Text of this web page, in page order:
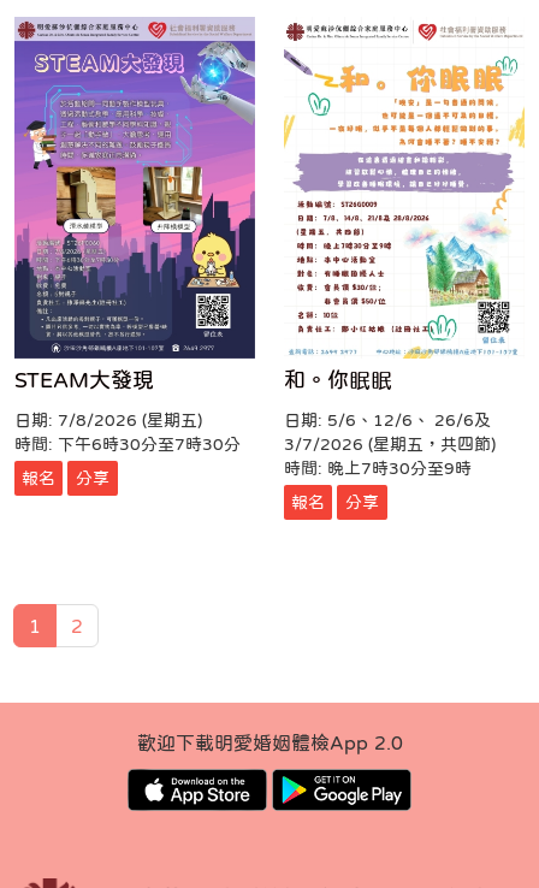
STEAM大發現
日期: 7/8/2026 (星期五)
時間: 下午6時30分至7時30分
報名
分享
和。你眠眠
日期: 5/6、12/6、 26/6及
3/7/2026 (星期五，共四節)
時間: 晚上7時30分至9時
報名
分享
1 2
歡迎下載明愛婚姻體檢App 2.0